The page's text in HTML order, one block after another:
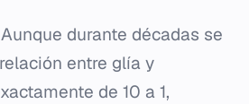
Aunque durante décadas se
entre glía y
de 10 a 1,